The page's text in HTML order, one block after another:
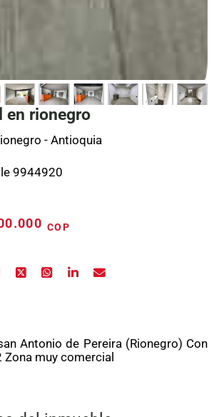
en rionegro
- Antioquia
9944920
COP
Antonio de Pereira (Rionegro) Con
muy comercial